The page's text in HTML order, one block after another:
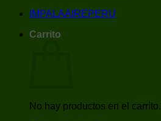
IMPALAAIREPERU
Carrito
No hay productos en el carrito.